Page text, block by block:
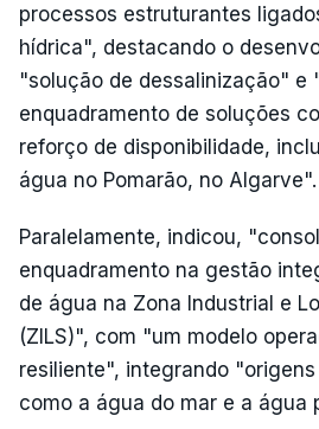
processos estruturantes
hídrica", destacando o
"solução de dessalinização" e
enquadramento de soluções
reforço de disponibilidade,
água no Pomarão, no Algarve".
Paralelamente, indicou,
enquadramento na gestão
de água na Zona Industrial e
(ZILS)", com "um modelo
resiliente", integrando
como a água do mar e a água